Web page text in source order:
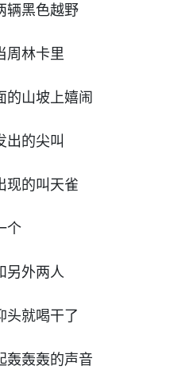
辆黑色越野
周林卡里
的山坡上嬉闹
出的尖叫
现的叫天雀
个
另外两人
头就喝干了
轰轰轰的声音